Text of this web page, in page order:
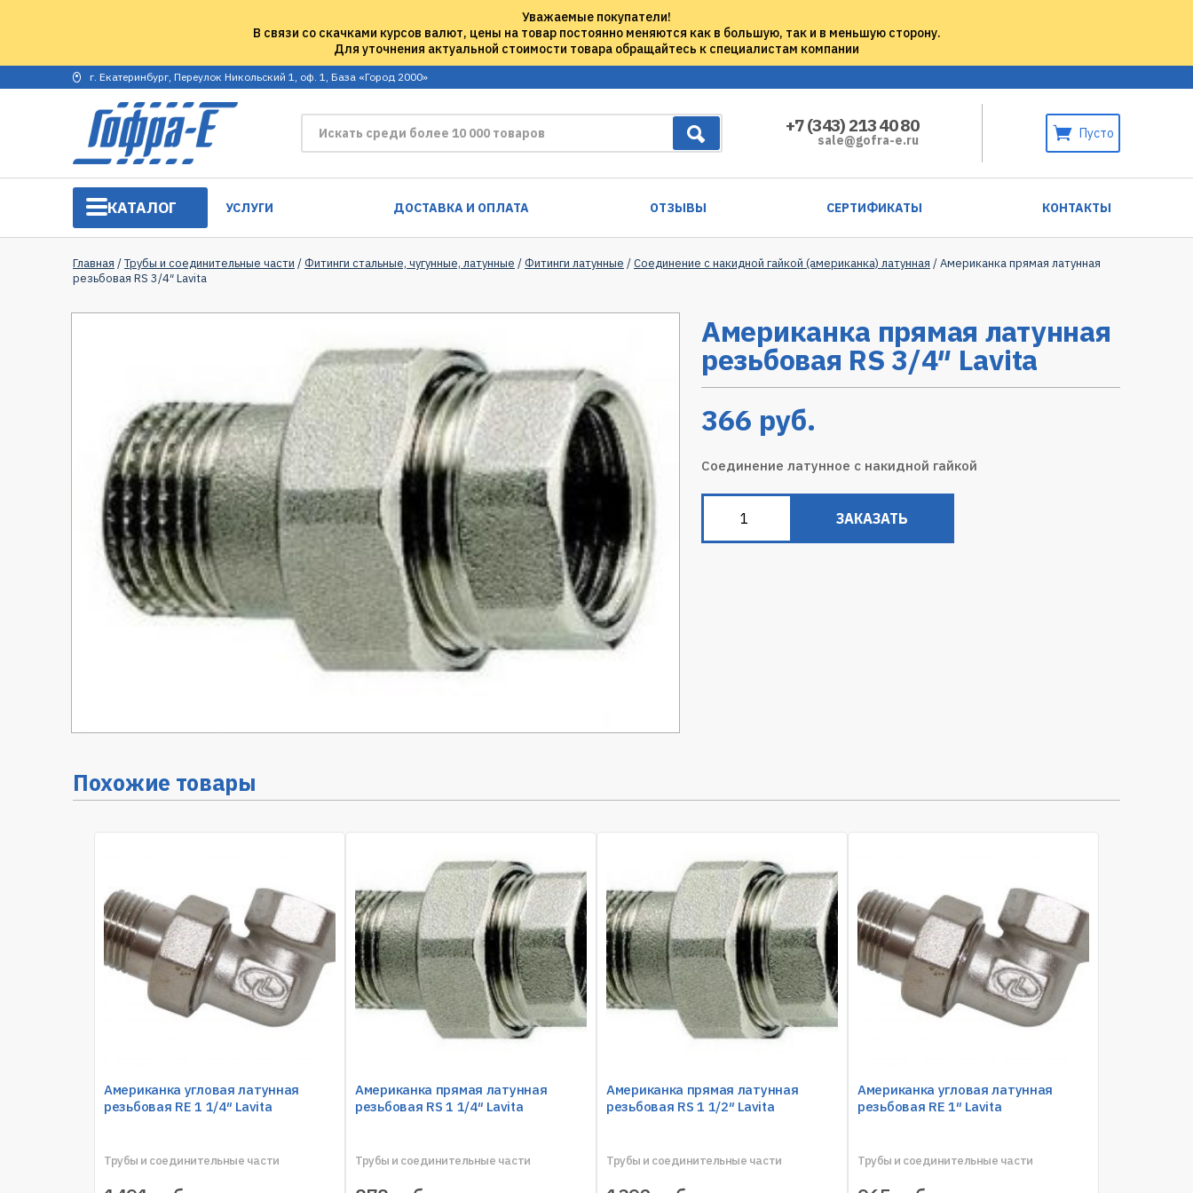
Уважаемые покупатели!
В связи со скачками курсов валют, цены на товар постоянно меняются как в большую, так и в меньшую сторону.
Для уточнения актуальной стоимости товара обращайтесь к специалистам компании
г. Екатеринбург, Переулок Никольский 1, оф. 1, База «Город 2000»
+7 (343) 213 40 80
sale@gofra-e.ru Пусто
КАТАЛОГ УСЛУГИ ДОСТАВКА И ОПЛАТА ОТЗЫВЫ СЕРТИФИКАТЫ КОНТАКТЫ
Главная /Трубы и соединительные части / Фитинги стальные, чугунные, латунные / Фитинги латунные /Соединение с накидной гайкой (американка) латунная / Американка прямая латунная
резьбовая RS 3/4″ Lavita
Американка прямая латунная
резьбовая RS 3/4″ Lavita
366 руб.
Соединение латунное с накидной гайкой
ЗАКАЗАТЬ
Похожие товары
Американка угловая латунная
резьбовая RE 1 1/4″ Lavita
Трубы и соединительные части
Американка прямая латунная
резьбовая RS 1 1/4″ Lavita
Трубы и соединительные части
Американка прямая латунная
резьбовая RS 1 1/2″ Lavita
Трубы и соединительные части
Американка угловая латунная
резьбовая RE 1″ Lavita
Трубы и соединительные части